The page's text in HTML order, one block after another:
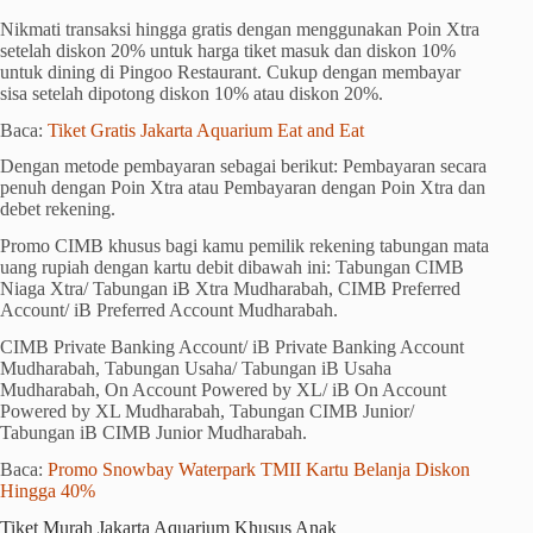
Nikmati transaksi hingga gratis dengan menggunakan Poin Xtra
setelah diskon 20% untuk harga tiket masuk dan diskon 10%
untuk dining di Pingoo Restaurant. Cukup dengan membayar
sisa setelah dipotong diskon 10% atau diskon 20%.
Baca: Tiket Gratis Jakarta Aquarium Eat and Eat
Dengan metode pembayaran sebagai berikut: Pembayaran secara
penuh dengan Poin Xtra atau Pembayaran dengan Poin Xtra dan
debet rekening.
Promo CIMB khusus bagi kamu pemilik rekening tabungan mata
uang rupiah dengan kartu debit dibawah ini: Tabungan CIMB
Niaga Xtra/ Tabungan iB Xtra Mudharabah, CIMB Preferred
Account/ iB Preferred Account Mudharabah.
CIMB Private Banking Account/ iB Private Banking Account
Mudharabah, Tabungan Usaha/ Tabungan iB Usaha
Mudharabah, On Account Powered by XL/ iB On Account
Powered by XL Mudharabah, Tabungan CIMB Junior/
Tabungan iB CIMB Junior Mudharabah.
Baca: Promo Snowbay Waterpark TMII Kartu Belanja Diskon
Hingga 40%
Tiket Murah Jakarta Aquarium Khusus Anak